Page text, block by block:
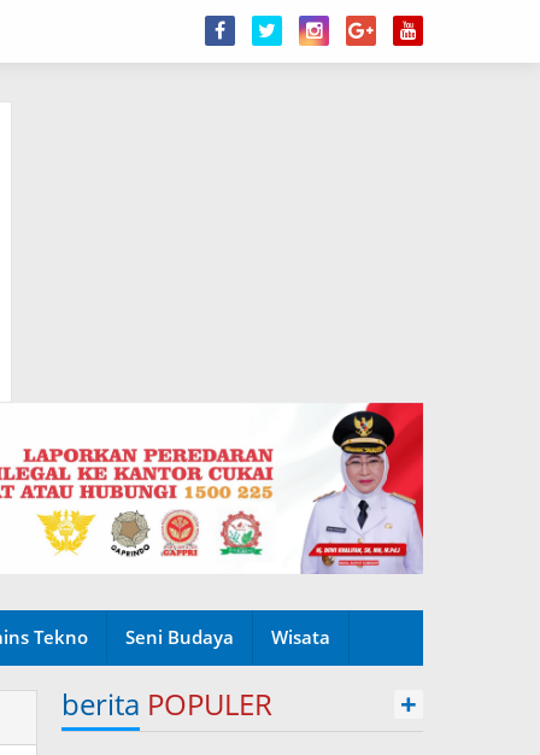
Tekno Seni Budaya Wisata
berita POPULER +